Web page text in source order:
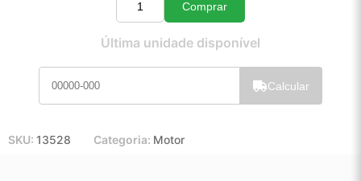
10x de R$ 5,28
11x de R$ 4,85
Quantidade
Comprar
Última unidade disponível
Calcular
SKU: 13528 Categoria: Motor